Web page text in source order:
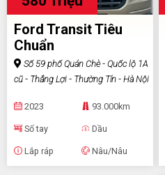
Ford Transit Tiêu
Chuẩn
Số 59 phố Quán Chè - Quốc lộ 1A
cũ - Thắng Lợi - Thường Tín - Hà Nội
2023 93.000km
Số tay Dầu
Lắp ráp Nâu/Nâu